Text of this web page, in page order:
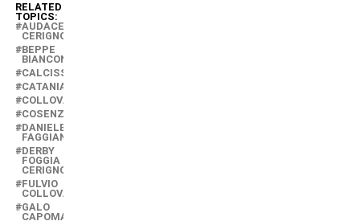
RELATED
TOPICS:
AUDACE
CERIGNOLA
BEPPE
BIANCONERO
CALCISSIMO
CATANIA
COLLOVATI
COSENZA
DANIELE
FAGGIANO
DERBY
FOGGIA
CERIGNOLA
FULVIO
COLLOVATI
GALO
CAPOMAGGIO